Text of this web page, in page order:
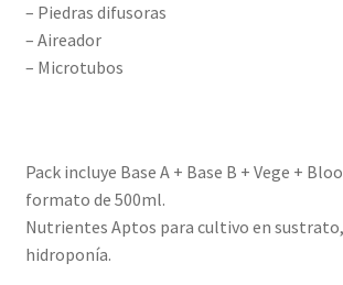
– Piedras difusoras
– Aireador
– Microtubos
Pack incluye Base A + Base B + Vege +
formato de 500ml.
Nutrientes Aptos para cultivo en
hidroponía.